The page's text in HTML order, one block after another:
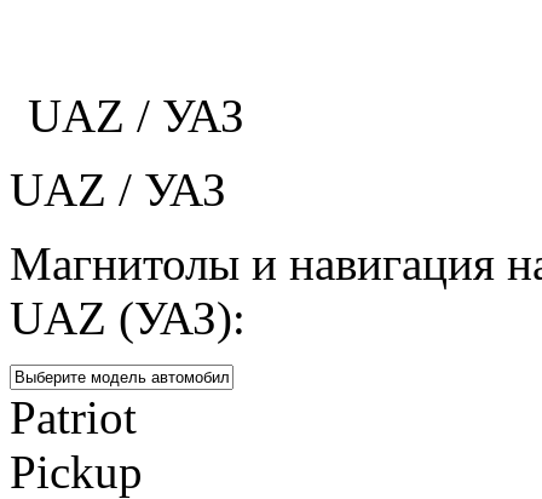
UAZ / УАЗ
UAZ / УАЗ
Магнитолы и навигация
UAZ (УАЗ):
Patriot
Pickup